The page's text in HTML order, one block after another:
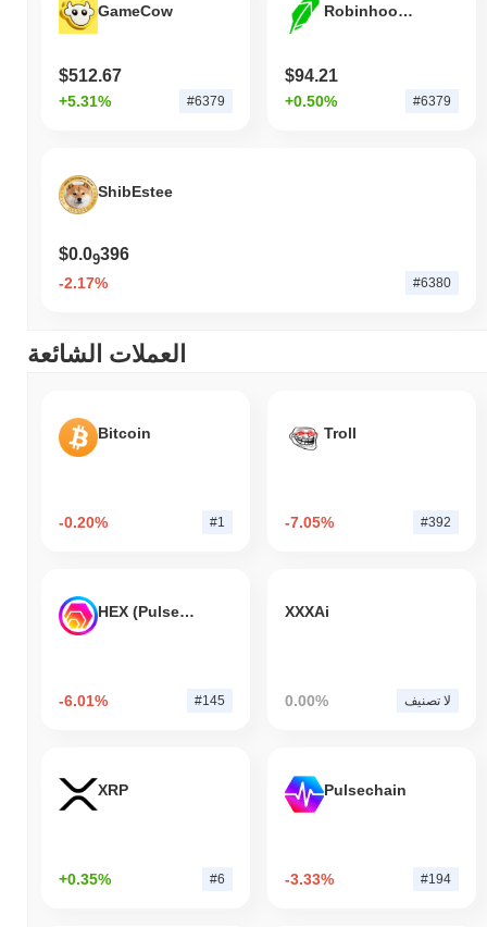
GameCow
$512.67
+5.31% #6379
Robinhood Markets Tokenized Stock - Reality
$94.21
+0.50% #6379
ShibEstee
$0.09396
-2.17% #6380
العملات الشائعة
Bitcoin
-0.20% #1
Troll
-7.05% #392
HEX (Pulsechain)
-6.01% #145
XXXAi
0.00% لا تصنيف
XRP
+0.35% #6
Pulsechain
-3.33% #194